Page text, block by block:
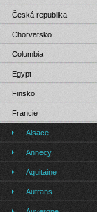
Česká republika
Chorvatsko
Columbia
Egypt
Finsko
Francie
Alsace
Annecy
Aquitaine
Autrans